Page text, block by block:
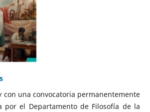
con una convocatoria permanentemente
por el Departamento de Filosofía de la